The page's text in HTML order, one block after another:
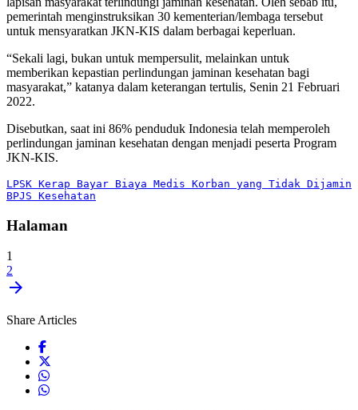
pemerintah menginstruksikan 30 kementerian/lembaga tersebut
untuk mensyaratkan JKN-KIS dalam berbagai keperluan.
“Sekali lagi, bukan untuk mempersulit, melainkan untuk
memberikan kepastian perlindungan jaminan kesehatan bagi
masyarakat,” katanya dalam keterangan tertulis, Senin 21 Februari
2022.
Disebutkan, saat ini 86% penduduk Indonesia telah memperoleh
perlindungan jaminan kesehatan dengan menjadi peserta Program
JKN-KIS.
LPSK Kerap Bayar Biaya Medis Korban yang Tidak Dijamin
BPJS Kesehatan
Halaman
1
2
arrow_forward
Share Articles